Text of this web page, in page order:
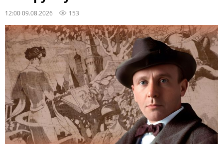
12:00 09.08.2026 153